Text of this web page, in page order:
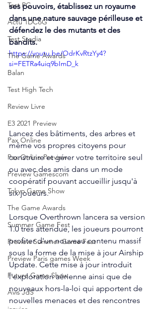
Test PC
Actu 1DCoG
Test Stadia
The Game Awards
Balan
Test High Tech
Review Livre
E3 2021 Preview
Pax Online
Pax Online Preview
Preview Gamescom
Tokyo Game Show
The Game Awards
Summer Game Fest
Preview Summer Game Fest
Preview Paris games Week
Future Game Show
Avis JdS
ses pouvoirs, établissez un royaume
dans une nature sauvage périlleuse et
défendez le des mutants et des
bandits.
https://youtu.be/OdrKvRtzYy4?
si=FETRa4uiq9bImD_k
Lancez des bâtiments, des arbres et
même vos propres citoyens pour
construire et gérer votre territoire seul
ou avec des amis dans un mode
coopératif pouvant accueillir jusqu'à
six joueurs.
Lorsque Overthrown lancera sa version
1.0 très attendue, les joueurs pourront
profiter d'un nouveau contenu massif
sous la forme de la mise à jour Airship
Update. Cette mise à jour introduit
l'exploration aérienne ainsi que de
nouveaux hors-la-loi qui apportent de
nouvelles menaces et des rencontres